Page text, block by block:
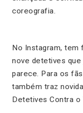
coreografia.
No Instagram, tem
nove detetives
parece. Para os
também traz
Detetives Contra o